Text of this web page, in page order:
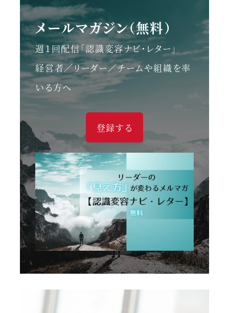
メールマガジン（無料）
週１回配信「認識変容ナビ・レター」
経営者／リーダー／チームや組織を率
いる方へ
登録する